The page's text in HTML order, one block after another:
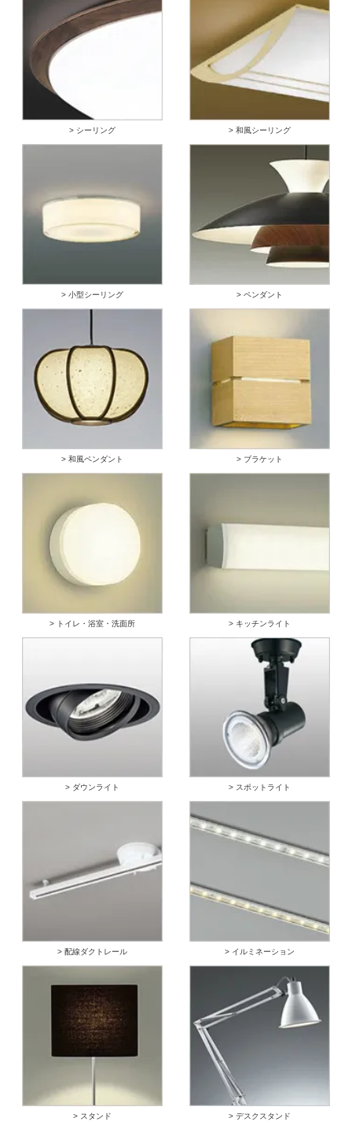
> シーリング > 和風シーリング
> 小型シーリング > ペンダント
> 和風ペンダント > ブラケット
> トイレ・浴室・洗面所 > キッチンライト
> ダウンライト > スポットライト
> 配線ダクトレール > イルミネーション
> スタンド > デスクスタンド